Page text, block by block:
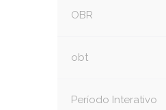
OBR
obt
Período Interativo